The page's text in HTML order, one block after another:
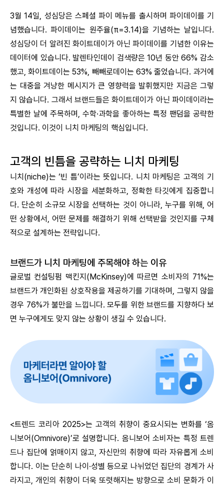
3월 14일, 성심당은 스페셜 파이 메뉴를 출시하며 파이데이를 기
념했습니다. 파이데이는 원주율(π=3.14)을 기념하는 날입니다.
성심당이 더 알려진 화이트데이가 아닌 파이데이를 기념한 이유는
데이터에 있습니다. 발렌타인데이 검색량은 10년 동안 66% 감소
했고, 화이트데이는 53%, 빼빼로데이는 63% 줄었습니다. 과거에
는 대중을 겨냥한 메시지가 큰 영향력을 발휘했지만 지금은 그렇
지 않습니다. 그래서 브랜드들은 화이트데이가 아닌 파이데이라는
특별한 날에 주목하며, 수학·과학을 좋아하는 특정 팬덤을 공략한
것입니다. 이것이 니치 마케팅의 핵심입니다.
고객의 빈틈을 공략하는 니치 마케팅
니치(niche)는 ‘빈 틈’이라는 뜻입니다. 니치 마케팅은 고객의 기
호와 개성에 따라 시장을 세분화하고, 정확한 타깃에게 집중합니
다. 단순히 소규모 시장을 선택하는 것이 아니라, 누구를 위해, 어
떤 상황에서, 어떤 문제를 해결하기 위해 선택받을 것인지를 구체
적으로 설계하는 전략입니다.
브랜드가 니치 마케팅에 주목해야 하는 이유
글로벌 컨설팅펌 맥킨지(McKinsey)에 따르면 소비자의 71%는
브랜드가 개인화된 상호작용을 제공하기를 기대하며, 그렇지 않을
경우 76%가 불만을 느낍니다. 모두를 위한 브랜드를 지향하다 보
면 누구에게도 맞지 않는 상황이 생길 수 있습니다.
<트렌드 코리아 2025>는 고객의 취향이 중요시되는 변화를 ‘옴
니보어(Omnivore)’로 설명합니다. 옴니보어 소비자는 특정 트렌
드나 집단에 얽매이지 않고, 자신만의 취향에 따라 자유롭게 소비
합니다. 이는 단순히 나이·성별 등으로 나뉘었던 집단의 경계가 사
라지고, 개인의 취향이 더욱 또렷해지는 방향으로 소비 문화가 이